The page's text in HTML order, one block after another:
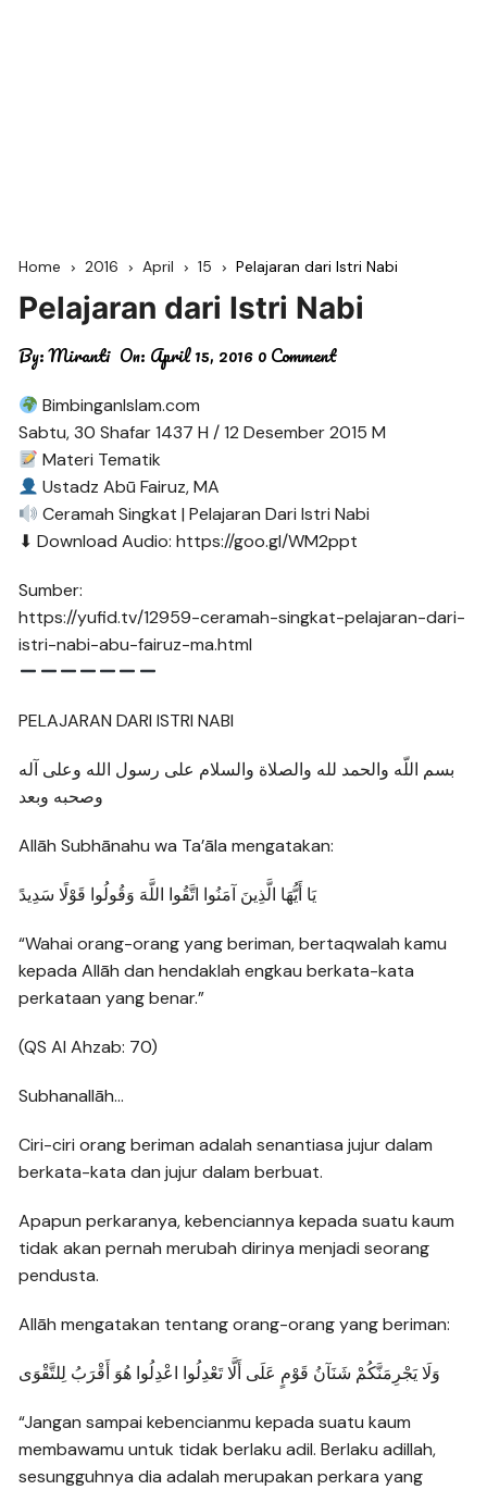
Home 2016 April 15 Pelajaran dari Istri Nabi
Pelajaran dari Istri Nabi
By:Miranti On: April 15, 20160 Comment
BimbinganIslam.com
Sabtu, 30 Shafar 1437 H / 12 Desember 2015 M
Materi Tematik
Ustadz Abū Fairuz, MA
Ceramah Singkat | Pelajaran Dari Istri Nabi
⬇ Download Audio: https://goo.gl/WM2ppt
Sumber:
https://yufid.tv/12959-ceramah-singkat-pelajaran-dari-
istri-nabi-abu-fairuz-ma.html
PELAJARAN DARI ISTRI NABI
بسم اللّه والحمد لله والصلاة والسلام على رسول الله وعلى آله
وصحبه وبعد
Allāh Subhānahu wa Ta’āla mengatakan:
يَا أَيُّهَا الَّذِينَ آمَنُوا اتَّقُوا اللَّهَ وَقُولُوا قَوْلًا سَدِيدً
“Wahai orang-orang yang beriman, bertaqwalah kamu
kepada Allāh dan hendaklah engkau berkata-kata
perkataan yang benar.”
(QS Al Ahzab: 70)
Subhanallāh…
Ciri-ciri orang beriman adalah senantiasa jujur dalam
berkata-kata dan jujur dalam berbuat.
Apapun perkaranya, kebenciannya kepada suatu kaum
tidak akan pernah merubah dirinya menjadi seorang
pendusta.
Allāh mengatakan tentang orang-orang yang beriman:
وَلَا يَجْرِمَنَّكُمْ شَنَآنُ قَوْمٍ عَلَى أَلَّا تَعْدِلُوا اعْدِلُوا هُوَ أَقْرَبُ لِلتَّقْوَى
“Jangan sampai kebencianmu kepada suatu kaum
membawamu untuk tidak berlaku adil. Berlaku adillah,
sesungguhnya dia adalah merupakan perkara yang